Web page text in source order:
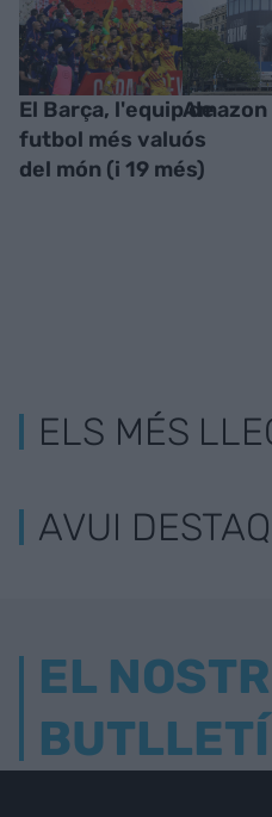
El Barça, l'equip de
futbol més valuós
del món (i 19 més)
ELS MÉS
AVUI
EL
BUTLLETÍ